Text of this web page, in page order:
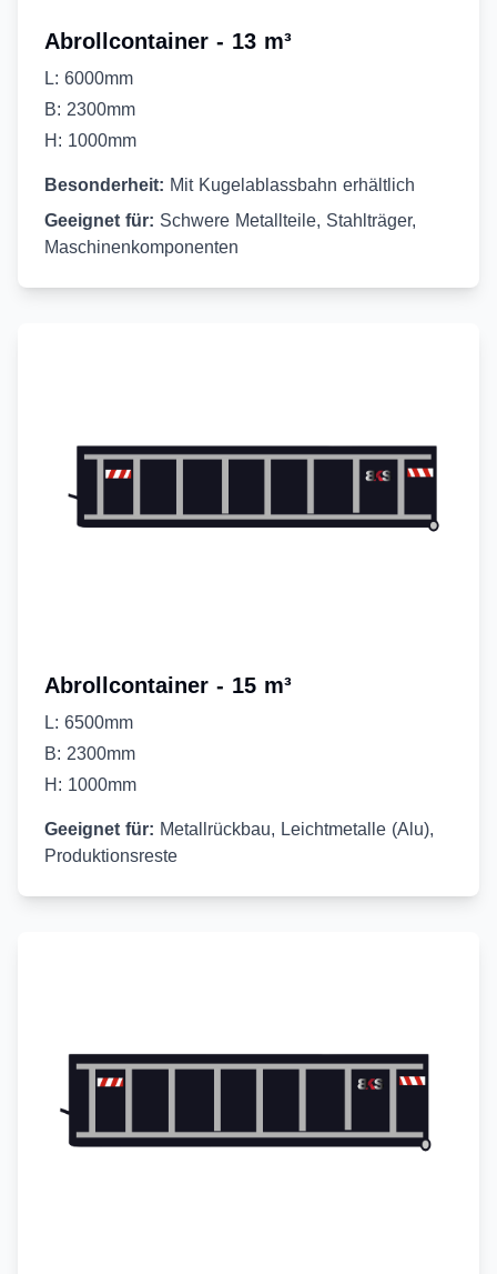
Abrollcontainer - 13 m³
L: 6000mm
B: 2300mm
H: 1000mm
Besonderheit: Mit Kugelablassbahn erhältlich
Geeignet für: Schwere Metallteile, Stahlträger,
Maschinenkomponenten
Abrollcontainer - 15 m³
L: 6500mm
B: 2300mm
H: 1000mm
Geeignet für: Metallrückbau, Leichtmetalle (Alu),
Produktionsreste